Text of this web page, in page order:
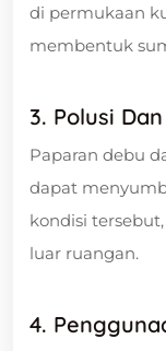
di permukaan
membentuk
3. Polusi
Paparan debu
dapat
kondisi
luar ruangan.
4.